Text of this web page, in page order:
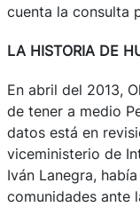
cuenta la consulta
LA HISTORIA DE
En abril del 2013,
de tener a medio
datos está en
viceministerio de
Iván Lanegra,
comunidades ante